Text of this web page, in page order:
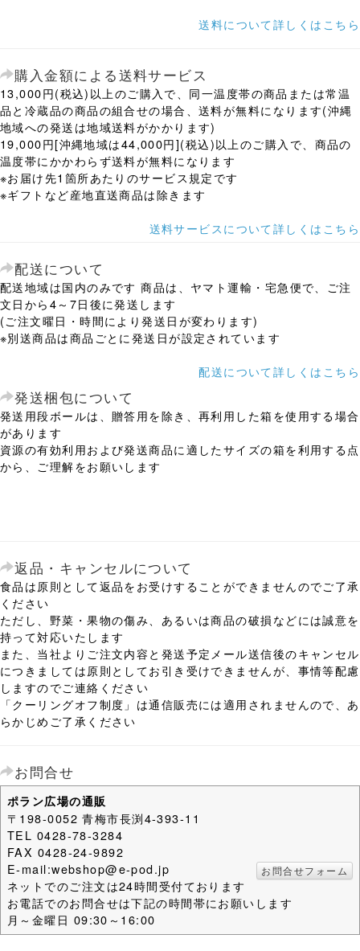
送料について詳しくはこちら
購入金額による送料サービス
13,000円(税込)以上のご購入で、同一温度帯の商品または常温
品と冷蔵品の商品の組合せの場合、送料が無料になります(沖縄
地域への発送は地域送料がかかります)
19,000円[沖縄地域は44,000円](税込)以上のご購入で、商品の
温度帯にかかわらず送料が無料になります
※お届け先1箇所あたりのサービス規定です
※ギフトなど産地直送商品は除きます
送料サービスについて詳しくはこちら
配送について
配送地域は国内のみです 商品は、ヤマト運輸・宅急便で、ご注
文日から4～7日後に発送します
(ご注文曜日・時間により発送日が変わります)
※別送商品は商品ごとに発送日が設定されています
配送について詳しくはこちら
発送梱包について
発送用段ボールは、贈答用を除き、再利用した箱を使用する場合
があります
資源の有効利用および発送商品に適したサイズの箱を利用する点
から、ご理解をお願いします
返品・キャンセルについて
食品は原則として返品をお受けすることができませんのでご了承
ください
ただし、野菜・果物の傷み、あるいは商品の破損などには誠意を
持って対応いたします
また、当社よりご注文内容と発送予定メール送信後のキャンセル
につきましては原則としてお引き受けできませんが、事情等配慮
しますのでご連絡ください
「クーリングオフ制度」は通信販売には適用されませんので、あ
らかじめご了承ください
お問合せ
ポラン広場の通販
〒198-0052 青梅市長渕4-393-11
TEL 0428-78-3284
FAX 0428-24-9892
E-mail:webshop@e-pod.jp
お問合せフォーム
ネットでのご注文は24時間受付ております
お電話でのお問合せは下記の時間帯にお願いします
月～金曜日 09:30～16:00